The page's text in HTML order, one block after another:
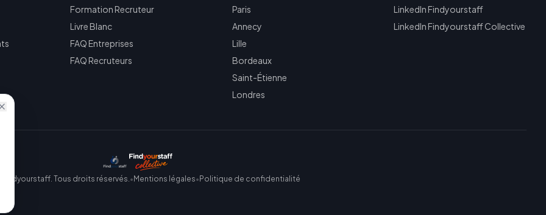
Formation Recruteur
Livre Blanc
FAQ Entreprises
FAQ Recruteurs
Paris
Annecy
Lille
Bordeaux
Saint-Étienne
Londres
LinkedIn Findyourstaff
LinkedIn Findyourstaff Collective
Findyourstaff. Tous droits réservés.• Mentions légales• Politique de confidentialité